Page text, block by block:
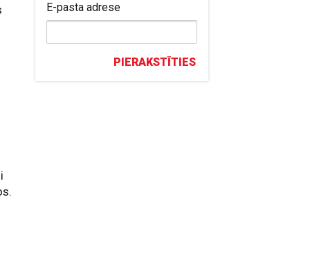
E-pasta adrese
PIERAKSTĪTIES